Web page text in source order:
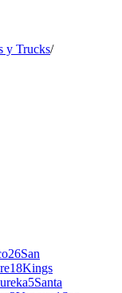
y Trucks/
26San
18Kings
5Santa